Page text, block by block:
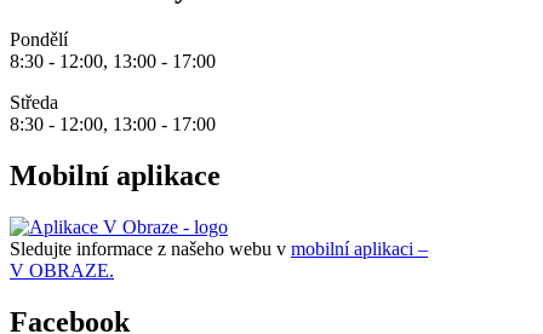
Pondělí
8:30 - 12:00, 13:00 - 17:00
Středa
8:30 - 12:00, 13:00 - 17:00
Mobilní aplikace
Sledujte informace z našeho webu v mobilní aplikaci –
V OBRAZE.
Facebook